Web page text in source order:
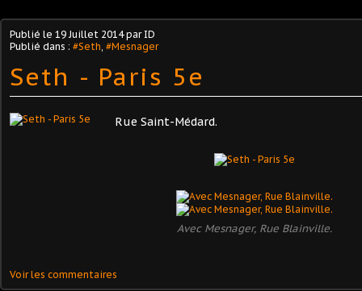
Publié le 19 Juillet 2014par ID
Publié dans : #Seth #Mesnager
Seth - Paris 5e
Rue Saint-Médard.
Avec Mesnager, Rue Blainville.
Voir les commentaires